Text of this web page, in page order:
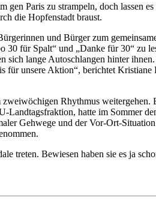
Paris zu strampeln, doch lassen
die Hopfenstadt braust.
und Bürger zum
für Spalt“ und „Danke für 30“ zu
lange Autoschlangen hinter
unsere Aktion“, berichtet
Rhythmus
Landtagsfraktion, hatte im Sommer
Gehwege und der Vor-Ort-
treten. Bewiesen haben sie es ja